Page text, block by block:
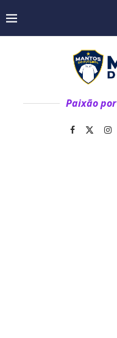
Paixão